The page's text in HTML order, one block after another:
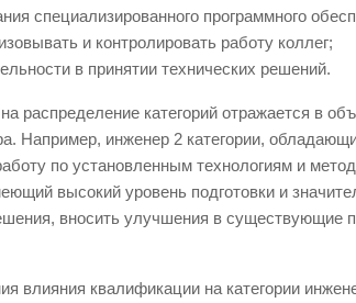
специализированного программного
и контролировать работу коллег;
в принятии технических решений.
распределение категорий отражается в
Например, инженер 2 категории,
по установленным технологиям и
высокий уровень подготовки и
вносить улучшения в существующие
влияния квалификации на категории